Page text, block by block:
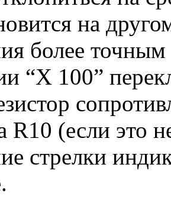
на
более
“X 100”
R10 (если это
стрелки